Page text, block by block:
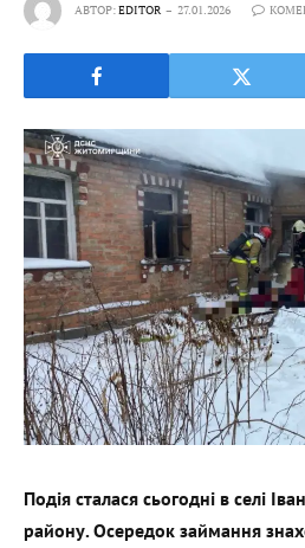
АВТОР:EDITOR 27.01.2026
Подія сталася сьогодні в селі
району. Осередок займання